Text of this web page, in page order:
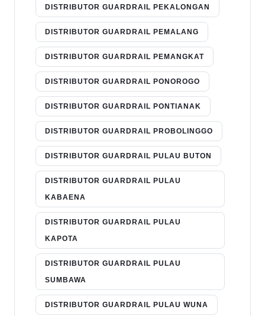
DISTRIBUTOR GUARDRAIL PEKALONGAN
DISTRIBUTOR GUARDRAIL PEMALANG
DISTRIBUTOR GUARDRAIL PEMANGKAT
DISTRIBUTOR GUARDRAIL PONOROGO
DISTRIBUTOR GUARDRAIL PONTIANAK
DISTRIBUTOR GUARDRAIL PROBOLINGGO
DISTRIBUTOR GUARDRAIL PULAU BUTON
DISTRIBUTOR GUARDRAIL PULAU
KABAENA
DISTRIBUTOR GUARDRAIL PULAU
KAPOTA
DISTRIBUTOR GUARDRAIL PULAU
SUMBAWA
DISTRIBUTOR GUARDRAIL PULAU WUNA